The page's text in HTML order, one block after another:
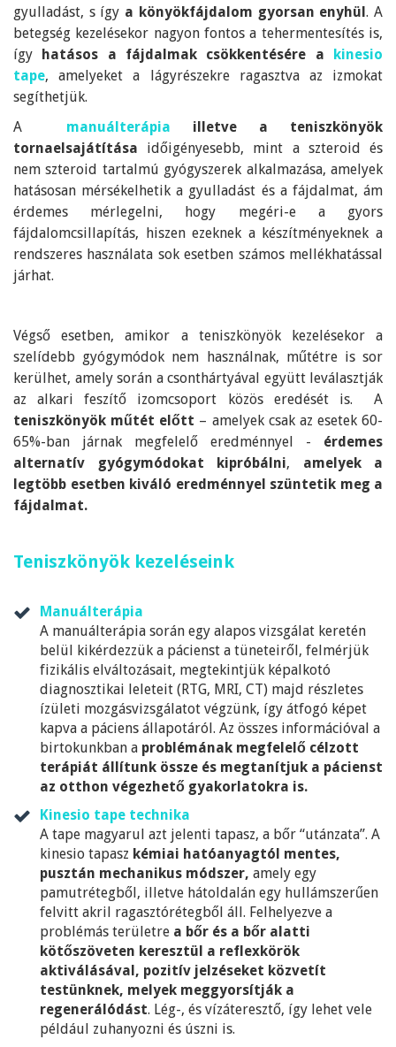
gyulladást, s így a könyökfájdalom gyorsan enyhül. A
betegség kezelésekor nagyon fontos a tehermentesítés is,
így hatásos a fájdalmak csökkentésére a kinesio
tape, amelyeket a lágyrészekre ragasztva az izmokat
segíthetjük.
A
manuálterápia illetve a teniszkönyök
tornaelsajátítása időigényesebb, mint a szteroid és
nem szteroid tartalmú gyógyszerek alkalmazása, amelyek
hatásosan mérsékelhetik a gyulladást és a fájdalmat, ám
érdemes mérlegelni, hogy megéri-e a gyors
fájdalomcsillapítás, hiszen ezeknek a készítményeknek a
rendszeres használata sok esetben számos mellékhatással
járhat.
Végső esetben, amikor a teniszkönyök kezelésekor a
szelídebb gyógymódok nem használnak, műtétre is sor
kerülhet, amely során a csonthártyával együtt leválasztják
az alkari feszítő izomcsoport közös eredését is. A
teniszkönyök műtét előtt – amelyek csak az esetek 60-
65%-ban járnak megfelelő eredménnyel - érdemes
alternatív gyógymódokat kipróbálni, amelyek a
legtöbb esetben kiváló eredménnyel szüntetik meg a
fájdalmat.
Teniszkönyök kezeléseink
Manuálterápia
A manuálterápia során egy alapos vizsgálat keretén
belül kikérdezzük a pácienst a tüneteiről, felmérjük
fizikális elváltozásait, megtekintjük képalkotó
diagnosztikai leleteit (RTG, MRI, CT) majd részletes
ízületi mozgásvizsgálatot végzünk, így átfogó képet
kapva a páciens állapotáról. Az összes információval a
birtokunkban a problémának megfelelő célzott
terápiát állítunk össze és megtanítjuk a pácienst
az otthon végezhető gyakorlatokra is.
Kinesio tape technika
A tape magyarul azt jelenti tapasz, a bőr “utánzata”. A
kinesio tapasz kémiai hatóanyagtól mentes,
pusztán mechanikus módszer, amely egy
pamutrétegből, illetve hátoldalán egy hullámszerűen
felvitt akril ragasztórétegből áll. Felhelyezve a
problémás területre a bőr és a bőr alatti
kötőszöveten keresztül a reflexkörök
aktiválásával, pozitív jelzéseket közvetít
testünknek, melyek meggyorsítják a
regenerálódást. Lég-, és vízáteresztő, így lehet vele
például zuhanyozni és úszni is.